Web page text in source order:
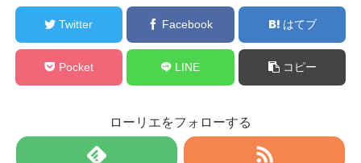
Twitter Facebook はてブ
Pocket LINE コピー
ローリエをフォローする